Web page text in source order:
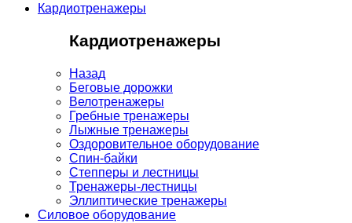
Кардиотренажеры
Кардиотренажеры
Назад
Беговые дорожки
Велотренажеры
Гребные тренажеры
Лыжные тренажеры
Оздоровительное оборудование
Спин-байки
Степперы и лестницы
Тренажеры-лестницы
Эллиптические тренажеры
Силовое оборудование